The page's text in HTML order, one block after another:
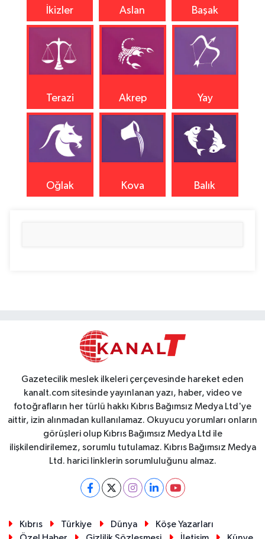
İkizler Aslan Başak
Terazi Akrep Yay
Oğlak Kova Balık
Gazetecilik meslek ilkeleri çerçevesinde hareket eden
kanalt.com sitesinde yayınlanan yazı, haber, video ve
fotoğrafların her türlü hakkı Kıbrıs Bağımsız Medya Ltd'ye
aittir, izin alınmadan kullanılamaz. Okuyucu yorumları onların
görüşleri olup Kıbrıs Bağımsız Medya Ltd ile
ilişkilendirilemez, sorumlu tutulamaz. Kıbrıs Bağımsız Medya
Ltd. harici linklerin sorumluluğunu almaz.
Kıbrıs Türkiye Dünya
Köşe Yazarları